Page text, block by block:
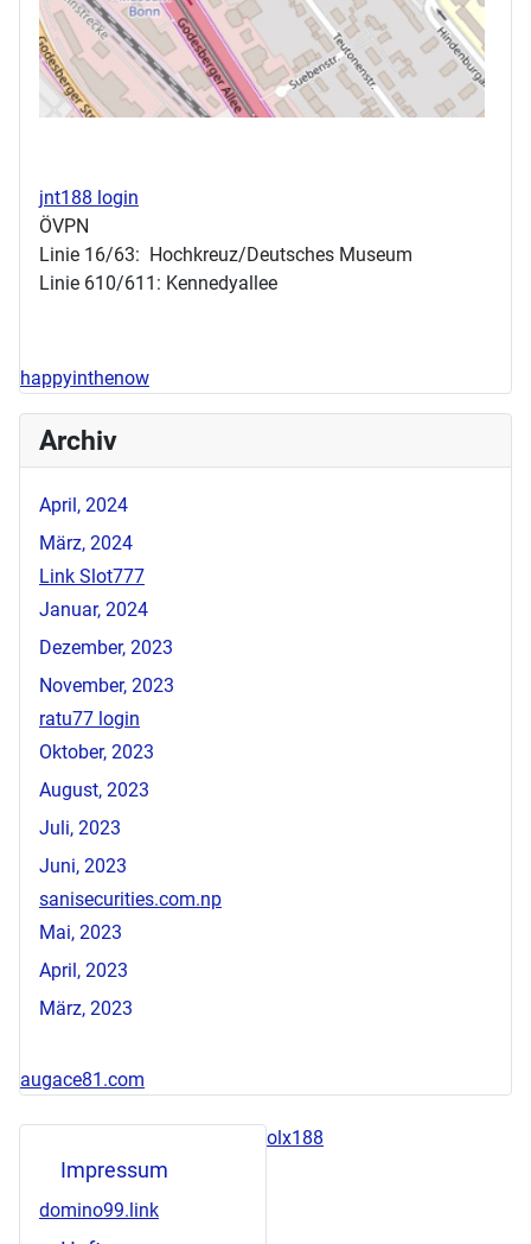
jnt188 login
ÖVPN
Linie 16/63: Hochkreuz/Deutsches Museum
Linie 610/611: Kennedyallee
happyinthenow
Archiv
April, 2024
März, 2024
Link Slot777
Januar, 2024
Dezember, 2023
November, 2023
ratu77 login
Oktober, 2023
August, 2023
Juli, 2023
Juni, 2023
sanisecurities.com.np
Mai, 2023
April, 2023
März, 2023
augace81.com
Impressum
domino99.link
olx188